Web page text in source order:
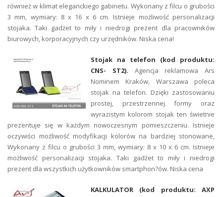
również w klimat eleganckiego gabinetu. Wykonany z filcu o grubości
3 mm, wymiary: 8 x 16 x 6 cm. Istnieje możliwość personalizacji
stojaka. Taki gadżet to miły i niedrogi prezent dla pracowników
biurowych, korporacyjnych czy urzędników. Niska cena!
Stojak na telefon (kod produktu:
CNS- ST2). Agencja reklamowa Ars
Nominem Kraków, Warszawa poleca
stojak na telefon. Dzięki zastosowaniu
prostej, przestrzennej formy oraz
wyrazistym kolorom stojak ten świetnie
prezentuje się w każdym nowoczesnym pomieszczeniu. Istnieje
oczywiści możliwość modyfikacji kolorów na bardziej stonowane,
Wykonany z filcu o grubości 3 mm, wymiary: 8 x 10 x 6 cm. Istnieje
możliwość personalizacji stojaka. Taki gadżet to miły i niedrogi
prezent dla wszystkich użytkowników smartphon?ów. Niska cena
KALKULATOR (kod produktu: AXP